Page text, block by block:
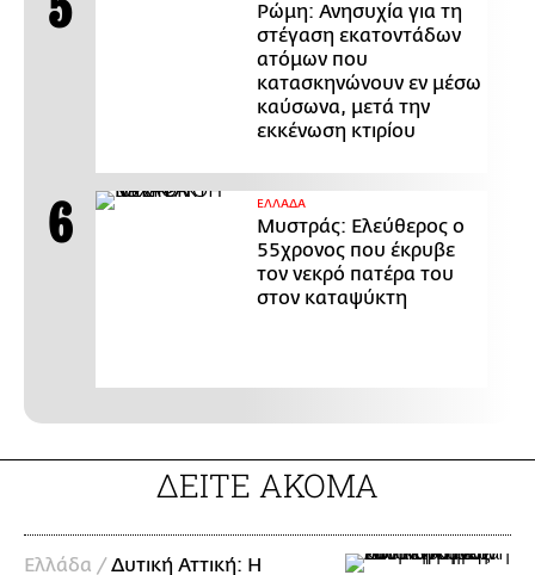
Ρώμη: Ανησυχία για τη
στέγαση εκατοντάδων
ατόμων που
κατασκηνώνουν εν μέσω
καύσωνα, μετά την
εκκένωση κτιρίου
ΕΛΛΑΔΑ
Μυστράς: Ελεύθερος ο
55χρονος που έκρυβε
τον νεκρό πατέρα του
στον καταψύκτη
ΔΕΙΤΕ ΑΚΟΜΑ
Ελλάδα / Δυτική Αττική: Η